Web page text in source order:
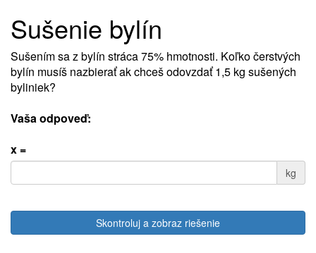
Sušenie bylín
Sušením sa z bylín stráca 75% hmotnosti. Koľko čerstvých
bylín musíš nazbierať ak chceš odovzdať 1,5 kg sušených
byliniek?
Vaša odpoveď:
x =
kg
Skontroluj a zobraz riešenie